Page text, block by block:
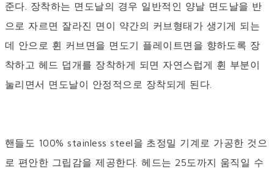
준다. 장착하는 면도날의 경우 일반적인 양날 면도날을 반
으로 자르면 잘라진 면이 약간의 커브형태가 생기게 되는
데 안으로 휜 커브면을 면도기 플레이트면을 향하도록 장
착하고 헤드 덥개를 장착하게 되면 자연스럽게 휜 부분이
눌리면서 면도날이 안정적으로 장착되게 된다.
핸들도 100% stainless steel을 초정밀 기계로 가공한 것으
로 편안한 그립감을 제공한다. 헤드는 25도까지 움직일 수